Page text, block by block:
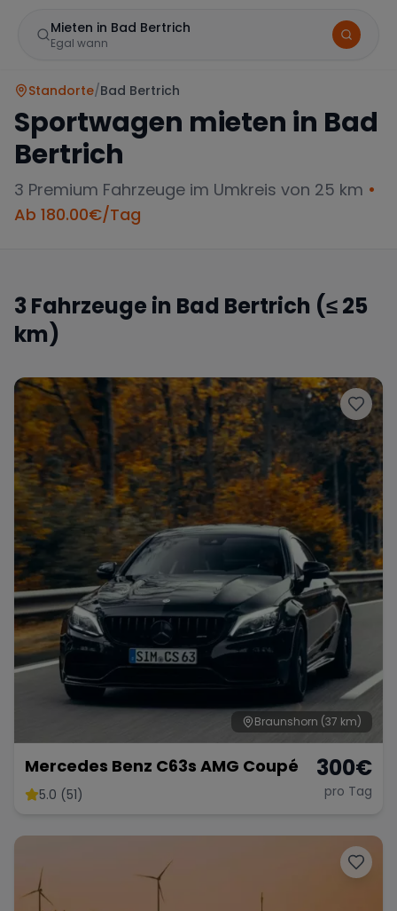
Mieten in Bad Bertrich
Egal wann
Porsche Lamborghini
McLaren Ford Jaguar
Tesla Chevrolet Dodge
Bentley Aston Martin
Maserati
Wann
Zeitraum wählen
Standorte/Bad Bertrich
Sportwagen mieten in Bad
Bertrich
3 Premium Fahrzeuge im Umkreis von 25 km •
Ab 180.00€/Tag
3 Fahrzeuge in Bad Bertrich (≤ 25
km)
Braunshorn (37 km)
Mercedes Benz C63s AMG Coupé
5.0 (51)
300€
pro Tag